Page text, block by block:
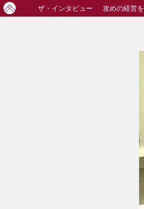
ザ・ インタビュー 攻めの経営